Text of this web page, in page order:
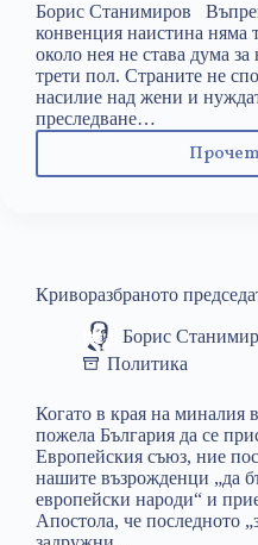
Борис Станимиров
конвенция наистина няма
около нея не става дума
трети пол. Страните не
насилие над жени и
преследване…
Криворазбраното
Борис
Политика
Когато в края на миналия
пожела България да се
Европейския съюз, ние
нашите възрожденци „да
европейски народи“ и
Апостола, че последното